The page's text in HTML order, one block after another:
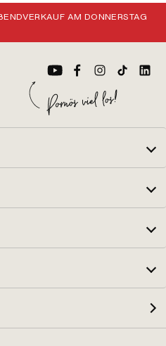
AM DONNERSTAG